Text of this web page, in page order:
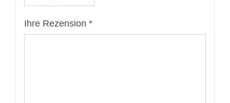
Ihre Rezension *